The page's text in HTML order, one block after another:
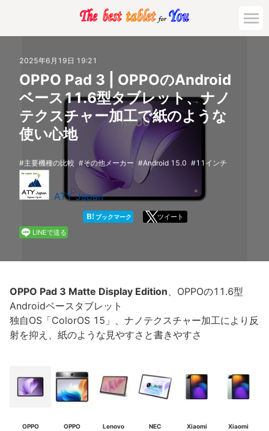
活用対策と事例
主要機種の比較
ゲーミング
法人向け
2025年6月19日 19:21
OPPO Pad 3 | OPPOのAndroid
ベース11.6型タブレット、ナノ
テクスチャー加工で紙のような
使い心地
主要機種の比較 その他メーカー Android 15.0 11インチ
ATY Japan
B! ブックマーク
ツイート
LINEで送る
OPPO Pad 3 Matte Display Edition、OPPOの11.6型
Androidベースタブレット
独自OS「ColorOS 15」、ナノテクスチャー加工により反
射を抑え、紙のような見やすさと書きやすさ
OPPO
OPPO
Lenovo
NEC
Xiaomi
Xiaomi